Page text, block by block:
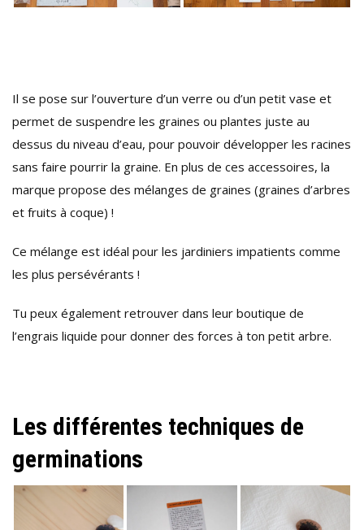
Il se pose sur l’ouverture d’un verre ou d’un petit vase et
permet de suspendre les graines ou plantes juste au
dessus du niveau d’eau, pour pouvoir développer les racines
sans faire pourrir la graine. En plus de ces accessoires, la
marque propose des mélanges de graines (graines d’arbres
et fruits à coque) !
Ce mélange est idéal pour les jardiniers impatients comme
les plus persévérants !
Tu peux également retrouver dans leur boutique de
l’engrais liquide pour donner des forces à ton petit arbre.
Les différentes techniques de
germinations